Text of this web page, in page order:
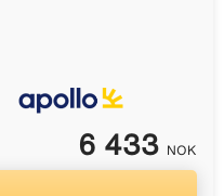
6 433 NOK